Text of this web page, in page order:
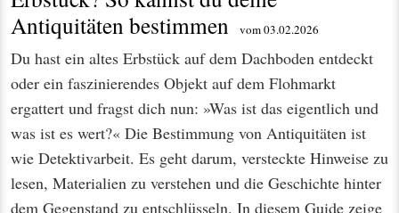
Antiquitäten bestimmen vom 03.02.2026
Du hast ein altes Erbstück auf dem Dachboden entdeckt
oder ein faszinierendes Objekt auf dem Flohmarkt
ergattert und fragst dich nun: »Was ist das eigentlich und
was ist es wert?« Die Bestimmung von Antiquitäten ist
wie Detektivarbeit. Es geht darum, versteckte Hinweise zu
lesen, Materialien zu verstehen und die Geschichte hinter
dem Gegenstand zu entschlüsseln. In diesem Guide zeige